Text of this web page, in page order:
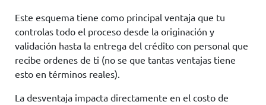
Este esquema tiene como principal ventaja que tu
controlas todo el proceso desde la originación y
validación hasta la entrega del crédito con personal que
recibe ordenes de ti (no se que tantas ventajas tiene
esto en términos reales).
La desventaja impacta directamente en el costo de